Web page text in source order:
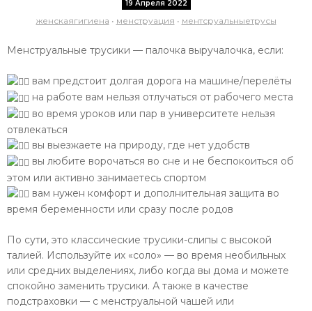
19 Апреля 2022
женскаягигиена • менструация • ментсруальныетрусы
Менструальные трусики — палочка выручалочка, если:
вам предстоит долгая дорога на машине/перелёты
на работе вам нельзя отлучаться от рабочего места
во время уроков или пар в университете нельзя
отвлекаться
вы выезжаете на природу, где нет удобств
вы любите ворочаться во сне и не беспокоиться об
этом или активно занимаетесь спортом
вам нужен комфорт и дополнительная защита во
время беременности или сразу после родов
По сути, это классические трусики-слипы с высокой
талией. Используйте их «соло» — во время необильных
или средних выделениях, либо когда вы дома и можете
спокойно заменить трусики. А также в качестве
подстраховки — с менструальной чашей или